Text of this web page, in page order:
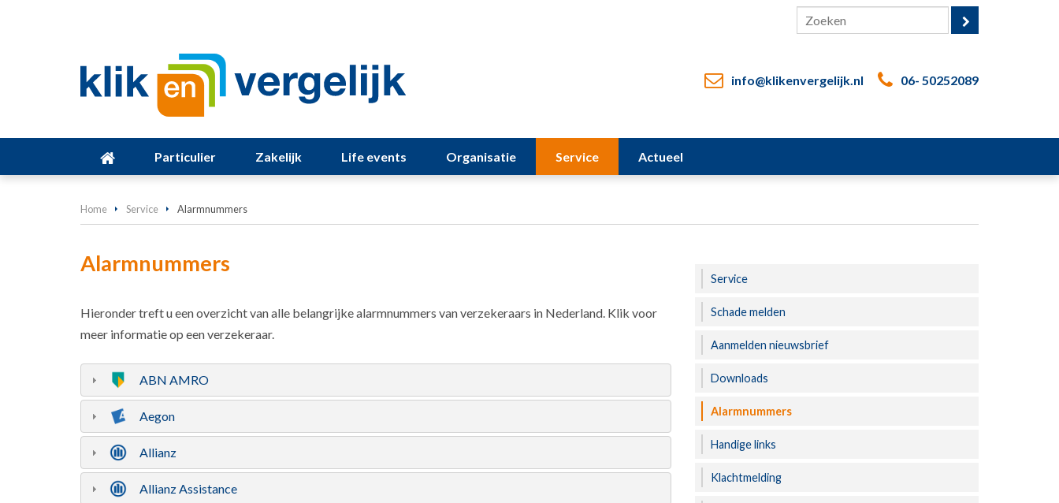
info@klikenvergelijk.nl 06- 50252089
Particulier Zakelijk Life events Organisatie Service Actueel
Home Service Alarmnummers
Alarmnummers
Hieronder treft u een overzicht van alle belangrijke alarmnummers van verzekeraars in Nederland. Klik voor
meer informatie op een verzekeraar.
ABN AMRO
Aegon
Allianz
Allianz Assistance
Service
Schade melden
Aanmelden nieuwsbrief
Downloads
Alarmnummers
Handige links
Klachtmelding